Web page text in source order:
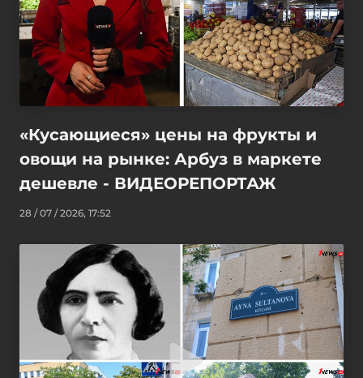
«Кусающиеся» цены на фрукты и
овощи на рынке: Арбуз в маркете
дешевле - ВИДЕОРЕПОРТАЖ
28 / 07 / 2026, 17:52